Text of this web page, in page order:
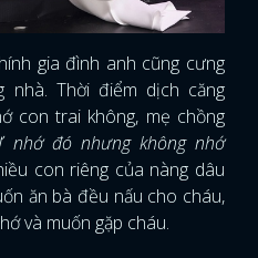
gia đình anh cũng cưng
Thời điểm dịch căng
con trai không, mẹ chồng
nhớ đó nhưng không nhớ
con riêng của nàng dâu
ăn bà đều nấu cho cháu,
và muốn gặp cháu.